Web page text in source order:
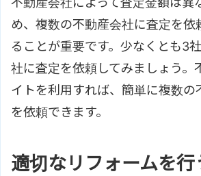
め、複数の不動産会社に査定を依
ることが重要です。少なくとも3
社に査定を依頼してみましょう。
イトを利用すれば、簡単に複数の
を依頼できます。
適切なリフォームを行